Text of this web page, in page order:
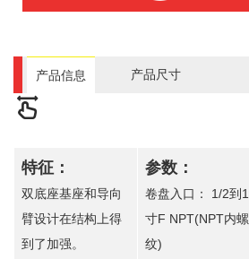
产品信息 产品尺寸
特征：
双底座基座和导向
臂设计在结构上得
到了加强。
参数：
卷盘入口： 1/2到1
寸F NPT(NPT内螺
纹)